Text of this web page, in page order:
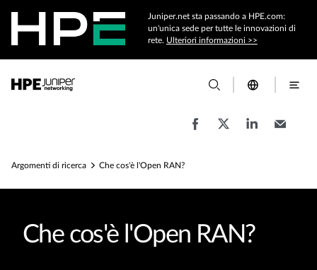
Juniper.net sta passando a HPE.com:
un'unica sede per tutte le innovazioni di
rete. Ulteriori informazioni >>
Argomenti di ricerca Che cos'è l'Open RAN?
Che cos'è l'Open RAN?